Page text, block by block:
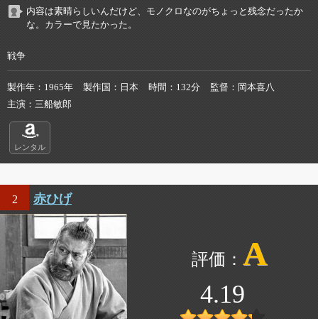
内容は素晴らしいんだけど、モノクロなのがちょっと残念だったか
な。カラーで見たかった。
戦争
製作年 1965年 製作国 日本 時間 132分 監督
岡本喜八
主演
三船敏郎
レンタル
2 赤ひげ
A
4.19